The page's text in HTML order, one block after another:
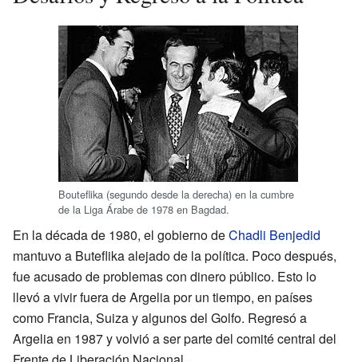
Bouteflika (segundo desde la derecha) en la cumbre
de la Liga Árabe de 1978 en Bagdad.
En la década de 1980, el gobierno deChadli Benjedid
mantuvo a Buteflika alejado de la política. Poco después,
fue acusado de problemas con dinero público. Esto lo
llevó a vivir fuera de Argelia por un tiempo, en países
como Francia, Suiza y algunos del Golfo. Regresó a
Argelia en 1987 y volvió a ser parte del comité central del